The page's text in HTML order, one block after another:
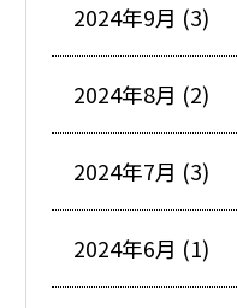
2024年9月 (3)
2024年8月 (2)
2024年7月 (3)
2024年6月 (1)